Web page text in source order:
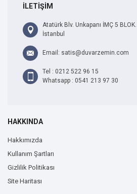
İLETİŞİM
Atatürk Blv. Unkapanı İMÇ 5
İstanbul
Email: satis@duvarzemin.com
Tel : 0212 522 96 15
Whatsapp : 0541 213 97 30
HAKKINDA
Hakkımızda
Kullanım Şartları
Gizlilik Politikası
Site Haritası